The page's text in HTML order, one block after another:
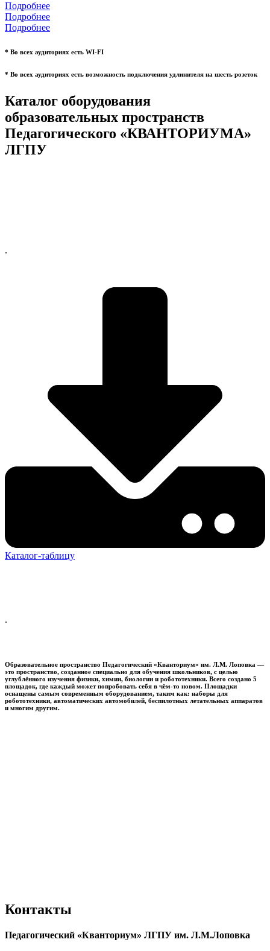
Подробнее
Подробнее
Подробнее
* Во всех аудиториях есть WI-FI
* Во всех аудиториях есть возможность подключения удлинителя на шесть розеток
Каталог оборудования
образовательных пространств
Педагогического «КВАНТОРИУМА»
ЛГПУ
.
Каталог-таблицу
.
Образовательное пространство Педагогический «Кванториум» им. Л.М. Лоповка —
это пространство, созданное специально для обучения школьников, с целью
углублённого изучения физики, химии, биологии и робототехники. Всего создано 5
площадок, где каждый может попробовать себя в чём-то новом. Площадки
оснащены самым современным оборудованием, таким как: наборы для
робототехники, автоматических автомобилей, беспилотных летательных аппаратов
и многим другим.
Контакты
Педагогический «Кванториум» ЛГПУ им. Л.М.Лоповка